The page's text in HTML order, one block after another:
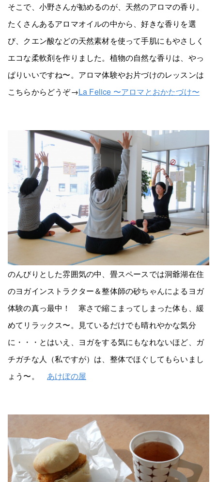
そこで、小野さんが勧めるのが、天然のアロマの香り。
たくさんあるアロマオイルの中から、好きな香りを選
び、クエン酸などの天然素材を使って手肌にもやさしく
エコな柔軟剤を作りました。植物の自然な香りは、やっ
ぱりいいですね〜。アロマ体験やお片づけのレッスンは
こちらからどうぞ→La Felice 〜アロマとおかたづけ〜
のんびりとした雰囲気の中、畳スペースでは洞爺湖在住
のヨガインストラクター＆整体師の砂ちゃんによるヨガ
体験の真っ最中！ 寒さで縮こまってしまった体も、緩
めてリラックス〜。見ているだけでも晴れやかな気分
に・・・とはいえ、ヨガをする気にもなれないほど、ガ
チガチな人（私ですが）は、整体でほぐしてもらいまし
ょう〜。 あけぼの屋